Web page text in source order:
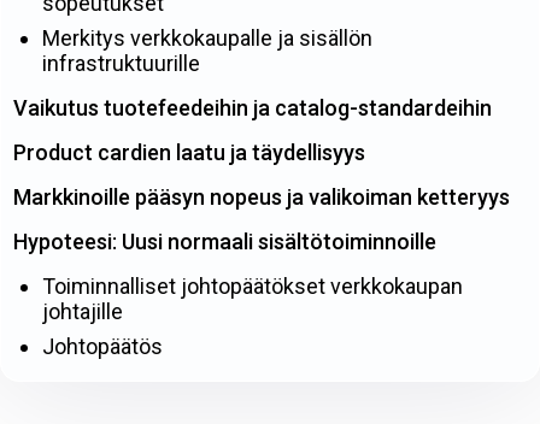
Merkitys verkkokaupalle ja sisällön
infrastruktuurille
Vaikutus tuotefeedeihin ja catalog-standardeihin
Product cardien laatu ja täydellisyys
Markkinoille pääsyn nopeus ja valikoiman ketteryys
Hypoteesi: Uusi normaali sisältötoiminnoille
Toiminnalliset johtopäätökset verkkokaupan
johtajille
Johtopäätös